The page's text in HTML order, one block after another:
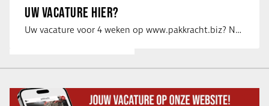
UW VACATURE HIER?
Uw vacature voor 4 weken op www.pakkracht.biz? Neem dan contact op met Yannick van …